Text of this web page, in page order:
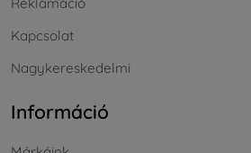
Kapcsolat
Nagykereskedelmi
Információ